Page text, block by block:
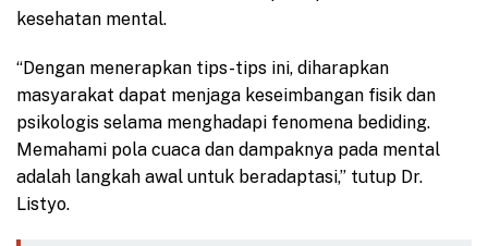
kesehatan mental.
“Dengan menerapkan tips-tips ini, diharapkan
masyarakat dapat menjaga keseimbangan fisik dan
psikologis selama menghadapi fenomena bediding.
Memahami pola cuaca dan dampaknya pada mental
adalah langkah awal untuk beradaptasi,” tutup Dr.
Listyo.